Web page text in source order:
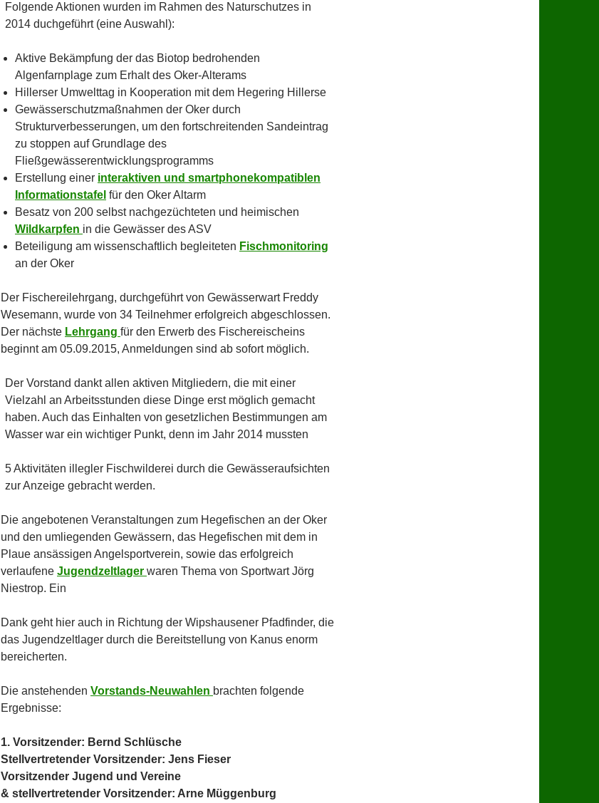
Folgende Aktionen wurden im Rahmen des Naturschutzes in
2014 duchgeführt (eine Auswahl):
Aktive Bekämpfung der das Biotop bedrohenden
Algenfarnplage zum Erhalt des Oker-Alterams
Hillerser Umwelttag in Kooperation mit dem Hegering Hillerse
Gewässerschutzmaßnahmen der Oker durch
Strukturverbesserungen, um den fortschreitenden Sandeintrag
zu stoppen auf Grundlage des
Fließgewässerentwicklungsprogramms
Erstellung einer interaktiven und smartphonekompatiblen
Informationstafel für den Oker Altarm
Besatz von 200 selbst nachgezüchteten und heimischen
Wildkarpfen in die Gewässer des ASV
Beteiligung am wissenschaftlich begleiteten Fischmonitoring
an der Oker
Der Fischereilehrgang, durchgeführt von Gewässerwart Freddy
Wesemann, wurde von 34 Teilnehmer erfolgreich abgeschlossen.
Der nächste Lehrgang für den Erwerb des Fischereischeins
beginnt am 05.09.2015, Anmeldungen sind ab sofort möglich.
Der Vorstand dankt allen aktiven Mitgliedern, die mit einer
Vielzahl an Arbeitsstunden diese Dinge erst möglich gemacht
haben. Auch das Einhalten von gesetzlichen Bestimmungen am
Wasser war ein wichtiger Punkt, denn im Jahr 2014 mussten
5 Aktivitäten illegler Fischwilderei durch die Gewässeraufsichten
zur Anzeige gebracht werden.
Die angebotenen Veranstaltungen zum Hegefischen an der Oker
und den umliegenden Gewässern, das Hegefischen mit dem in
Plaue ansässigen Angelsportverein, sowie das erfolgreich
verlaufene Jugendzeltlager waren Thema von Sportwart Jörg
Niestrop. Ein
Dank geht hier auch in Richtung der Wipshausener Pfadfinder, die
das Jugendzeltlager durch die Bereitstellung von Kanus enorm
bereicherten.
Die anstehenden Vorstands-Neuwahlen brachten folgende
Ergebnisse:
1. Vorsitzender: Bernd Schlüsche
Stellvertretender Vorsitzender: Jens Fieser
Vorsitzender Jugend und Vereine
& stellvertretender Vorsitzender: Arne Müggenburg